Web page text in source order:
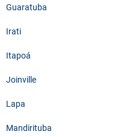
Guaratuba
Irati
Itapoá
Joinville
Lapa
Mandirituba